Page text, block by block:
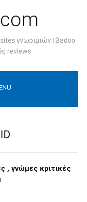
γνωριμιών | Badoo
reviews
, γνώμες κριτικές